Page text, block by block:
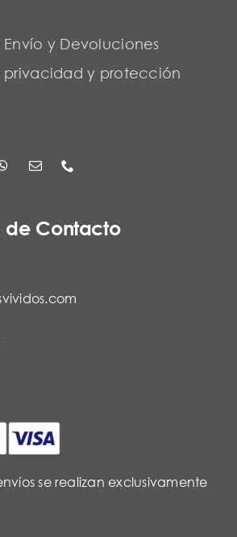
y Devoluciones
privacidad y protección
de Contacto
se realizan exclusivamente